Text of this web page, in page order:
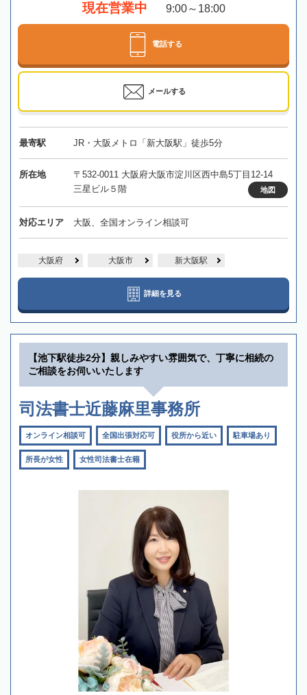
現在営業中 9:00～18:00
電話する
メールする
最寄駅 JR・大阪メトロ「新大阪駅」徒歩5分
所在地
〒532-0011 大阪府大阪市淀川区西中島5丁目12-14
三星ビル５階
地図
対応エリア 大阪、全国オンライン相談可
大阪府 大阪市 新大阪駅
詳細を見る
【池下駅徒歩2分】親しみやすい雰囲気で、丁寧に相続の
ご相談をお伺いいたします
司法書士近藤麻里事務所
オンライン相談可 全国出張対応可 役所から近い 駐車場あり
所長が女性 女性司法書士在籍